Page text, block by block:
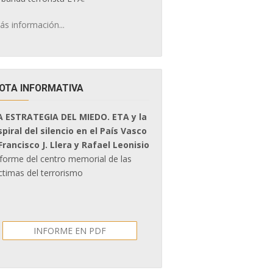
información...
INFORMATIVA
ESTRATEGIA DEL MIEDO. ETA y la
del silencio en el País Vasco
J. Llera y Rafael Leonisio
del centro memorial de las
del terrorismo
INFORME EN PDF